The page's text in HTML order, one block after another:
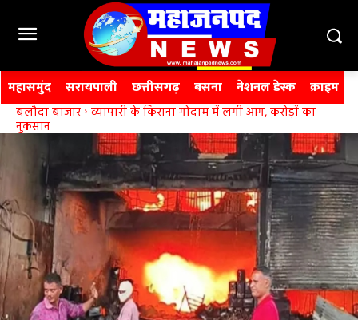
महासमुंद सरायपाली छत्तीसगढ़ बसना नेशनल डेस्क क्राइम
बलौदा बाजार व्यापारी के किराना गोदाम में लगी आग, करोड़ों का
नुकसान